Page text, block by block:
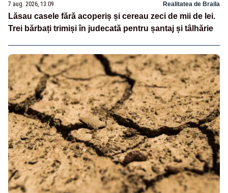
7 aug. 2026, 13:09 Realitatea de Braila
Lăsau casele fără acoperiș și cereau zeci de mii de lei.
Trei bărbați trimiși în judecată pentru șantaj și tâlhărie